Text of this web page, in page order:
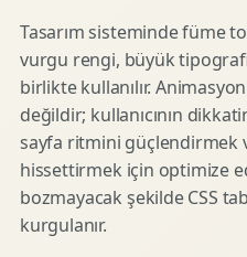
Tasarım sisteminde füme
vurgu rengi, büyük
birlikte kullanılır.
değildir; kullanıcının
sayfa ritmini güçlendirmek
hissettirmek için optimize
bozmayacak şekilde CSS
kurgulanır.